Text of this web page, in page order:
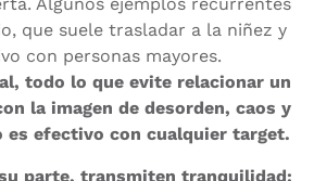
Algunos ejemplos recurrentes
que suele trasladar a la niñez y
con personas mayores.
todo lo que evite relacionar un
la imagen de desorden, caos y
es efectivo con cualquier target.
parte, transmiten tranquilidad;